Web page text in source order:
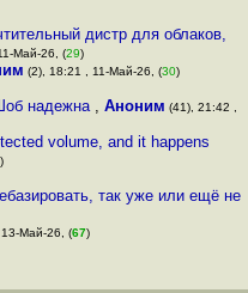
дистр для облаков,
Май-26, (29)
(2), 18:21 , 11-Май-26, (30)
надежна ,Аноним (41), 21:42 ,
volume, and it happens
)
так уже или ещё не
Май-26, (67)